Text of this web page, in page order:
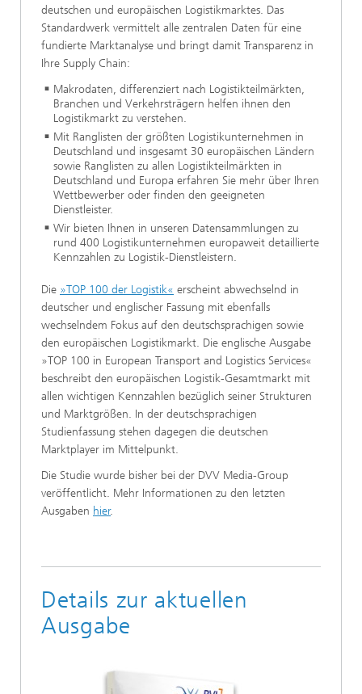
deutschen und europäischen Logistikmarktes. Das
Standardwerk vermittelt alle zentralen Daten für eine
fundierte Marktanalyse und bringt damit Transparenz in
Ihre Supply Chain:
Makrodaten, differenziert nach Logistikteilmärkten,
Branchen und Verkehrsträgern helfen ihnen den
Logistikmarkt zu verstehen.
Mit Ranglisten der größten Logistikunternehmen in
Deutschland und insgesamt 30 europäischen Ländern
sowie Ranglisten zu allen Logistikteilmärkten in
Deutschland und Europa erfahren Sie mehr über Ihren
Wettbewerber oder finden den geeigneten
Dienstleister.
Wir bieten Ihnen in unseren Datensammlungen zu
rund 400 Logistikunternehmen europaweit detaillierte
Kennzahlen zu Logistik-Dienstleistern.
Die »TOP 100 der Logistik« erscheint abwechselnd in
deutscher und englischer Fassung mit ebenfalls
wechselndem Fokus auf den deutschsprachigen sowie
den europäischen Logistikmarkt. Die englische Ausgabe
»TOP 100 in European Transport and Logistics Services«
beschreibt den europäischen Logistik-Gesamtmarkt mit
allen wichtigen Kennzahlen bezüglich seiner Strukturen
und Marktgrößen. In der deutschsprachigen
Studienfassung stehen dagegen die deutschen
Marktplayer im Mittelpunkt.
Die Studie wurde bisher bei der DVV Media-Group
veröffentlicht. Mehr Informationen zu den letzten
Ausgaben hier.
Details zur aktuellen
Ausgabe